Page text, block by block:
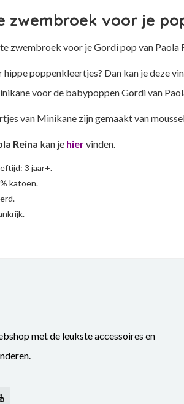
zwembroek voor je
zwembroek voor je Gordi pop van Paola
hippe poppenkleertjes? Dan kan je deze
voor de babypoppen Gordi van
van Minikane zijn gemaakt van
Reina kan je hiervinden.
3 jaar+.
katoen.
met de leukste accessoires en